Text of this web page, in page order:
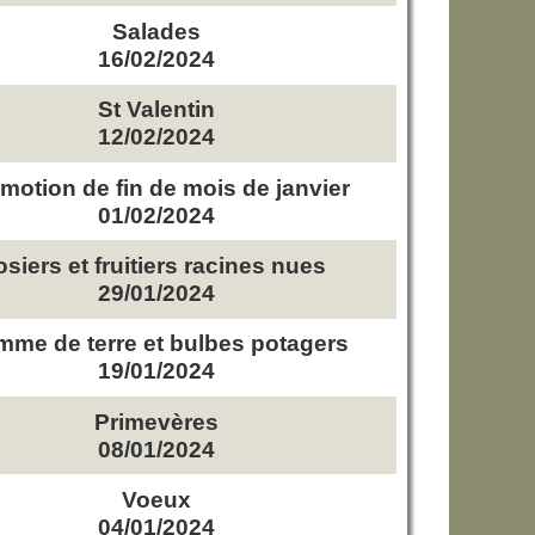
Salades
16/02/2024
St Valentin
12/02/2024
de fin de mois de janvier
01/02/2024
et fruitiers racines nues
29/01/2024
de terre et bulbes potagers
19/01/2024
Primevères
08/01/2024
Voeux
04/01/2024